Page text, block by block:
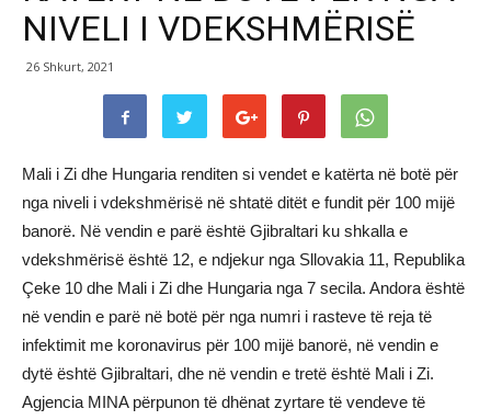
NIVELI I VDEKSHMËRISË
26 Shkurt, 2021
Mali i Zi dhe Hungaria renditen si vendet e katërta në botë për
nga niveli i vdekshmërisë në shtatë ditët e fundit për 100 mijë
banorë. Në vendin e parë është Gjibraltari ku shkalla e
vdekshmërisë është 12, e ndjekur nga Sllovakia 11, Republika
Çeke 10 dhe Mali i Zi dhe Hungaria nga 7 secila. Andora është
në vendin e parë në botë për nga numri i rasteve të reja të
infektimit me koronavirus për 100 mijë banorë, në vendin e
dytë është Gjibraltari, dhe në vendin e tretë është Mali i Zi.
Agjencia MINA përpunon të dhënat zyrtare të vendeve të